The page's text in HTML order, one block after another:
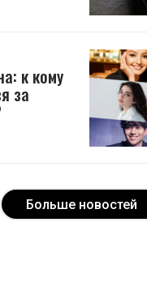
к кому
за
Больше новостей